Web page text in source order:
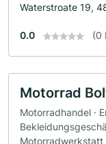
Waterstroate 19,
0.0 (0
Motorrad
Motorradhandel ·
Motorradwerkstatt